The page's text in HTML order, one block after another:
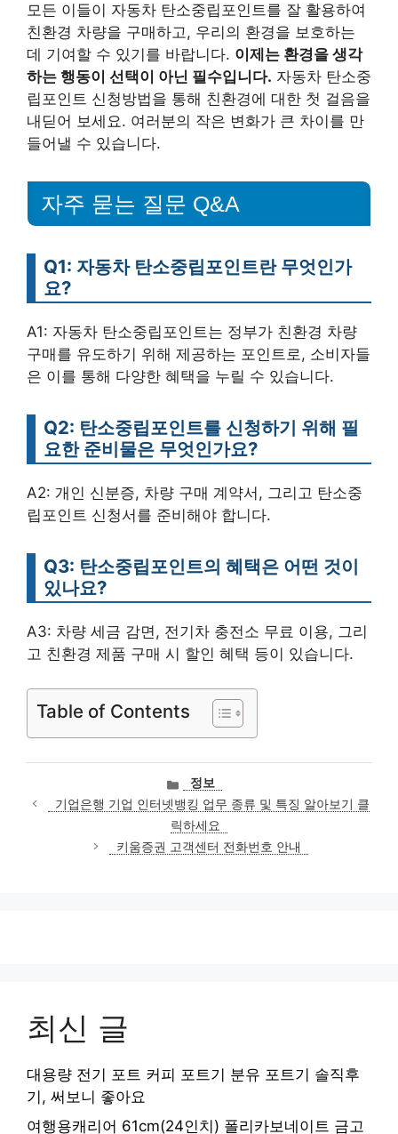
모든 이들이 자동차 탄소중립포인트를 잘 활용하여
친환경 차량을 구매하고, 우리의 환경을 보호하는
데 기여할 수 있기를 바랍니다. 이제는 환경을 생각
하는 행동이 선택이 아닌 필수입니다. 자동차 탄소중
립포인트 신청방법을 통해 친환경에 대한 첫 걸음을
내딛어 보세요. 여러분의 작은 변화가 큰 차이를 만
들어낼 수 있습니다.
자주 묻는 질문 Q&A
Q1: 자동차 탄소중립포인트란 무엇인가
요?
A1: 자동차 탄소중립포인트는 정부가 친환경 차량
구매를 유도하기 위해 제공하는 포인트로, 소비자들
은 이를 통해 다양한 혜택을 누릴 수 있습니다.
Q2: 탄소중립포인트를 신청하기 위해 필
요한 준비물은 무엇인가요?
A2: 개인 신분증, 차량 구매 계약서, 그리고 탄소중
립포인트 신청서를 준비해야 합니다.
Q3: 탄소중립포인트의 혜택은 어떤 것이
있나요?
A3: 차량 세금 감면, 전기차 충전소 무료 이용, 그리
고 친환경 제품 구매 시 할인 혜택 등이 있습니다.
Table of Contents
카
테
고
리
정보
기업은행 기업 인터넷뱅킹 업무 종류 및 특징 알아보기 클
릭하세요
키움증권 고객센터 전화번호 안내
최신 글
대용량 전기 포트 커피 포트기 분유 포트기 솔직후
기, 써보니 좋아요
여행용캐리어 61cm(24인치) 폴리카보네이트 금고